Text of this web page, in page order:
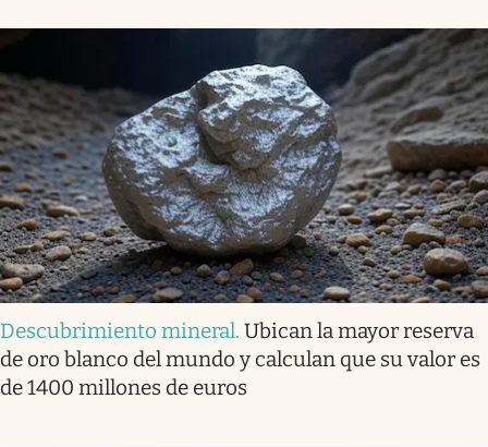
Descubrimiento mineral. Ubican la mayor reserva
de oro blanco del mundo y calculan que su valor es
de 1400 millones de euros